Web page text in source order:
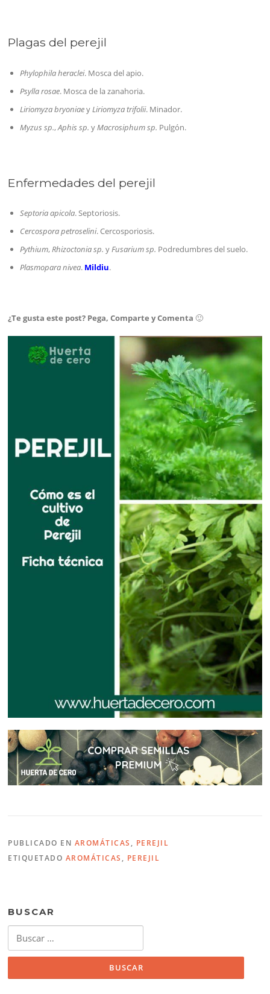
Plagas del perejil
Phylophila heraclei. Mosca del apio.
Psylla rosae. Mosca de la zanahoria.
Liriomyza bryoniaeyLiriomyza trifolii. Minador.
Myzus sp.,Aphis sp. yMacrosiphum sp. Pulgón.
Enfermedades del perejil
Septoria apicola. Septoriosis.
Cercospora petroselini. Cercosporiosis.
Pythium,Rhizoctonia sp. yFusarium sp. Podredumbres del suelo.
Plasmopara nivea. Mildiu.
¿Te gusta este post? Pega, Comparte y Comenta 🙂
PUBLICADO EN AROMÁTICAS , PEREJIL
ETIQUETADO AROMÁTICAS , PEREJIL
BUSCAR